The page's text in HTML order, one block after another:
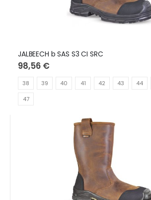
JALBEECH b SAS S3 CI SRC
98,56 €
38 39 40 41 42 43 44
47